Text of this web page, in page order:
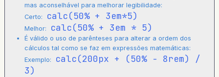
mas aconselhável para melhorar legibilidade:
Certo:
calc(50% + 3em*5)
Melhor: calc(50% + 3em * 5)
É válido o uso de parênteses para alterar a ordem dos
cálculos tal como se faz em expressões matemáticas:
Exemplo:
calc(200px + (50% - 8rem) /
3)